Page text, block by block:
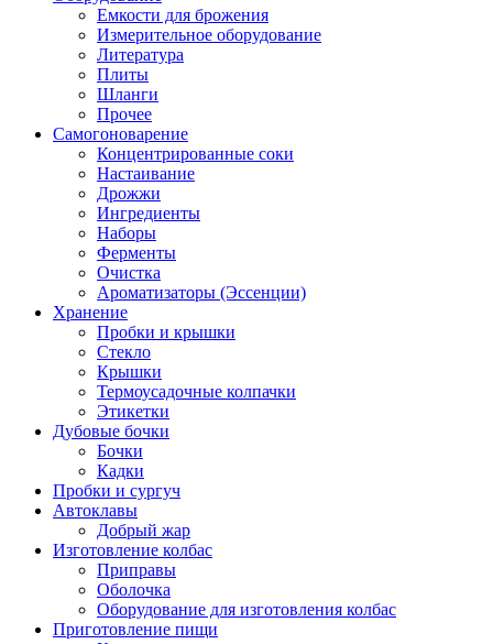
Емкости для брожения
Измерительное оборудование
Литература
Плиты
Шланги
Прочее
Самогоноварение
Концентрированные соки
Настаивание
Дрожжи
Ингредиенты
Наборы
Ферменты
Очистка
Ароматизаторы (Эссенции)
Хранение
Пробки и крышки
Стекло
Крышки
Термоусадочные колпачки
Этикетки
Дубовые бочки
Бочки
Кадки
Пробки и сургуч
Автоклавы
Добрый жар
Изготовление колбас
Приправы
Оболочка
Оборудование для изготовления колбас
Приготовление пищи